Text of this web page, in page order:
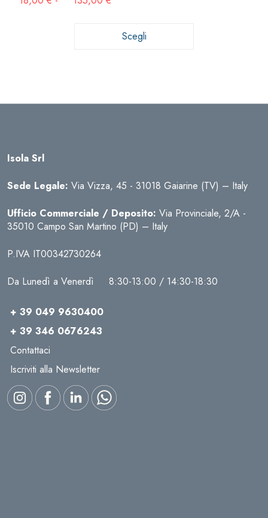
18,00 €
Scegli
Isola Srl
Sede Legale: Via Vizza, 45 - 31018 Gaiarine (TV) – Italy
Ufficio Commerciale / Deposito: Via Provinciale, 2/A -
35010 Campo San Martino (PD) – Italy
P.IVA IT00342730264
Da Lunedì a Venerdì 8:30-13:00 / 14:30-18:30
+ 39 049 9630400
+ 39 346 0676243
Contattaci
Iscriviti alla Newsletter